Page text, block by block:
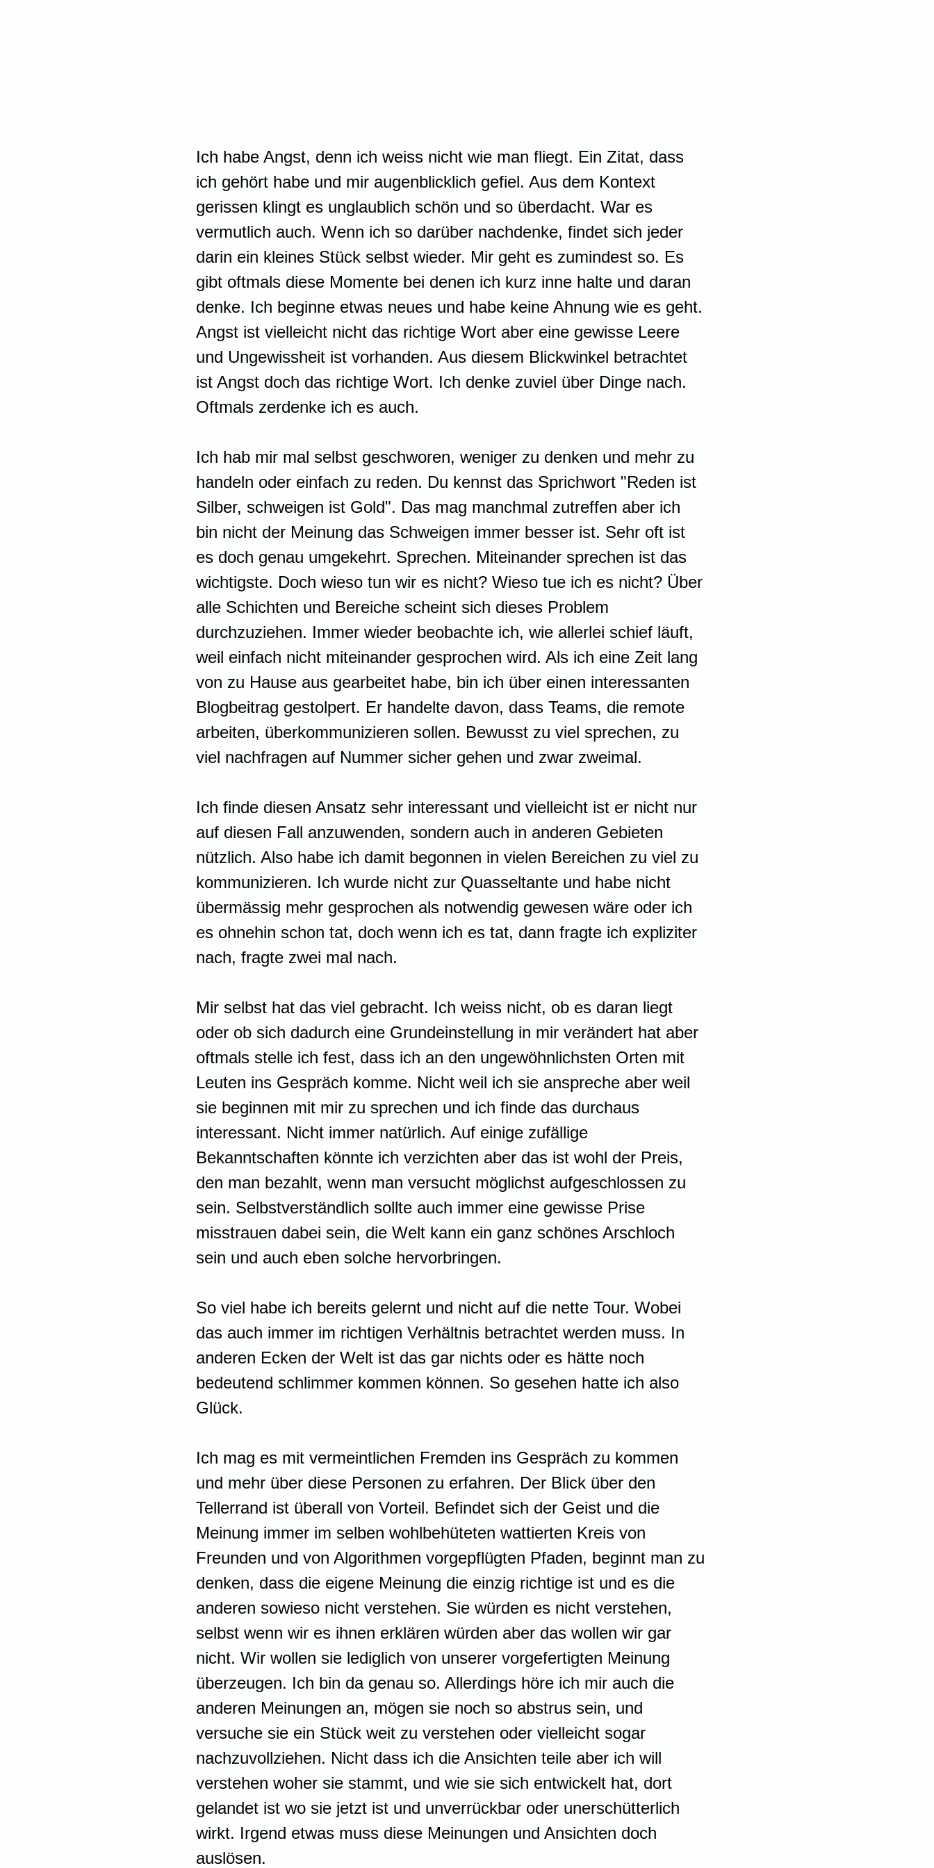
Ich habe Angst, denn ich weiss nicht wie man fliegt. Ein Zitat, dass
ich gehört habe und mir augenblicklich gefiel. Aus dem Kontext
gerissen klingt es unglaublich schön und so überdacht. War es
vermutlich auch. Wenn ich so darüber nachdenke, findet sich jeder
darin ein kleines Stück selbst wieder. Mir geht es zumindest so. Es
gibt oftmals diese Momente bei denen ich kurz inne halte und daran
denke. Ich beginne etwas neues und habe keine Ahnung wie es geht.
Angst ist vielleicht nicht das richtige Wort aber eine gewisse Leere
und Ungewissheit ist vorhanden. Aus diesem Blickwinkel betrachtet
ist Angst doch das richtige Wort. Ich denke zuviel über Dinge nach.
Oftmals zerdenke ich es auch.
Ich hab mir mal selbst geschworen, weniger zu denken und mehr zu
handeln oder einfach zu reden. Du kennst das Sprichwort "Reden ist
Silber, schweigen ist Gold". Das mag manchmal zutreffen aber ich
bin nicht der Meinung das Schweigen immer besser ist. Sehr oft ist
es doch genau umgekehrt. Sprechen. Miteinander sprechen ist das
wichtigste. Doch wieso tun wir es nicht? Wieso tue ich es nicht? Über
alle Schichten und Bereiche scheint sich dieses Problem
durchzuziehen. Immer wieder beobachte ich, wie allerlei schief läuft,
weil einfach nicht miteinander gesprochen wird. Als ich eine Zeit lang
von zu Hause aus gearbeitet habe, bin ich über einen interessanten
Blogbeitrag gestolpert. Er handelte davon, dass Teams, die remote
arbeiten, überkommunizieren sollen. Bewusst zu viel sprechen, zu
viel nachfragen auf Nummer sicher gehen und zwar zweimal.
Ich finde diesen Ansatz sehr interessant und vielleicht ist er nicht nur
auf diesen Fall anzuwenden, sondern auch in anderen Gebieten
nützlich. Also habe ich damit begonnen in vielen Bereichen zu viel zu
kommunizieren. Ich wurde nicht zur Quasseltante und habe nicht
übermässig mehr gesprochen als notwendig gewesen wäre oder ich
es ohnehin schon tat, doch wenn ich es tat, dann fragte ich expliziter
nach, fragte zwei mal nach.
Mir selbst hat das viel gebracht. Ich weiss nicht, ob es daran liegt
oder ob sich dadurch eine Grundeinstellung in mir verändert hat aber
oftmals stelle ich fest, dass ich an den ungewöhnlichsten Orten mit
Leuten ins Gespräch komme. Nicht weil ich sie anspreche aber weil
sie beginnen mit mir zu sprechen und ich finde das durchaus
interessant. Nicht immer natürlich. Auf einige zufällige
Bekanntschaften könnte ich verzichten aber das ist wohl der Preis,
den man bezahlt, wenn man versucht möglichst aufgeschlossen zu
sein. Selbstverständlich sollte auch immer eine gewisse Prise
misstrauen dabei sein, die Welt kann ein ganz schönes Arschloch
sein und auch eben solche hervorbringen.
So viel habe ich bereits gelernt und nicht auf die nette Tour. Wobei
das auch immer im richtigen Verhältnis betrachtet werden muss. In
anderen Ecken der Welt ist das gar nichts oder es hätte noch
bedeutend schlimmer kommen können. So gesehen hatte ich also
Glück.
Ich mag es mit vermeintlichen Fremden ins Gespräch zu kommen
und mehr über diese Personen zu erfahren. Der Blick über den
Tellerrand ist überall von Vorteil. Befindet sich der Geist und die
Meinung immer im selben wohlbehüteten wattierten Kreis von
Freunden und von Algorithmen vorgepflügten Pfaden, beginnt man zu
denken, dass die eigene Meinung die einzig richtige ist und es die
anderen sowieso nicht verstehen. Sie würden es nicht verstehen,
selbst wenn wir es ihnen erklären würden aber das wollen wir gar
nicht. Wir wollen sie lediglich von unserer vorgefertigten Meinung
überzeugen. Ich bin da genau so. Allerdings höre ich mir auch die
anderen Meinungen an, mögen sie noch so abstrus sein, und
versuche sie ein Stück weit zu verstehen oder vielleicht sogar
nachzuvollziehen. Nicht dass ich die Ansichten teile aber ich will
verstehen woher sie stammt, und wie sie sich entwickelt hat, dort
gelandet ist wo sie jetzt ist und unverrückbar oder unerschütterlich
wirkt. Irgend etwas muss diese Meinungen und Ansichten doch
auslösen.